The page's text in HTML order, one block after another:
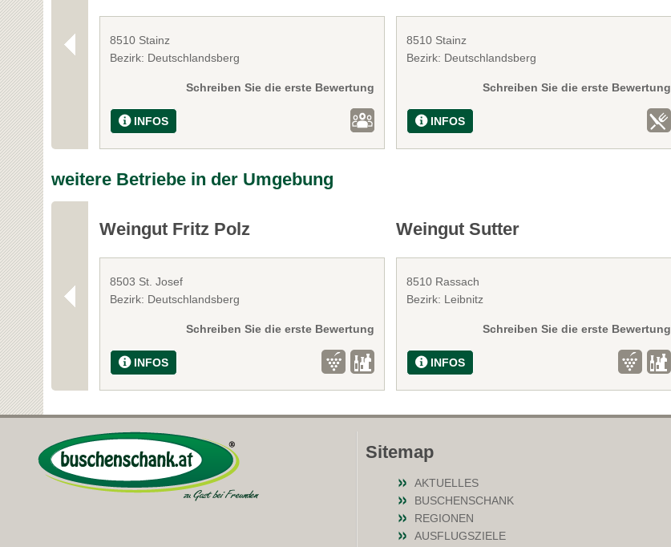
8510 Stainz
Bezirk: Deutschlandsberg
Schreiben Sie die erste Bewertung
INFOS
8510 Stainz
Bezirk: Deutschlandsberg
Schreiben Sie die erste Bewertung
INFOS
weitere Betriebe in der Umgebung
Weingut Fritz Polz
8503 St. Josef
Bezirk: Deutschlandsberg
Schreiben Sie die erste Bewertung
INFOS
Weingut Sutter
8510 Rassach
Bezirk: Leibnitz
Schreiben Sie die erste Bewertung
INFOS
Sitemap
AKTUELLES
BUSCHENSCHANK
REGIONEN
AUSFLUGSZIELE